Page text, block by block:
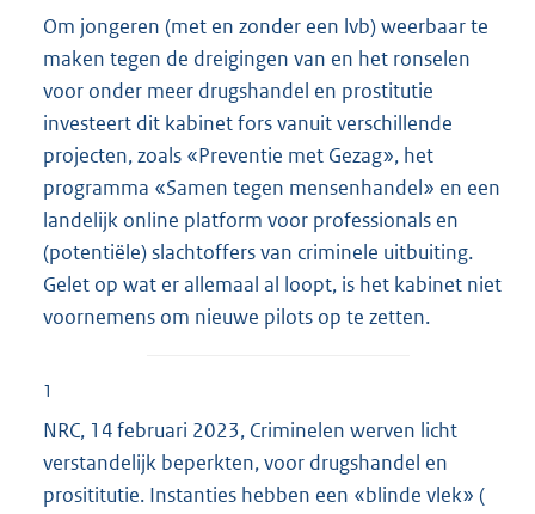
Om jongeren (met en zonder een lvb) weerbaar te
maken tegen de dreigingen van en het ronselen
voor onder meer drugshandel en prostitutie
investeert dit kabinet fors vanuit verschillende
projecten, zoals «Preventie met Gezag», het
programma «Samen tegen mensenhandel» en een
landelijk online platform voor professionals en
(potentiële) slachtoffers van criminele uitbuiting.
Gelet op wat er allemaal al loopt, is het kabinet niet
voornemens om nieuwe pilots op te zetten.
1
NRC, 14 februari 2023, Criminelen werven licht
verstandelijk beperkten, voor drugshandel en
prosititutie. Instanties hebben een «blinde vlek» (